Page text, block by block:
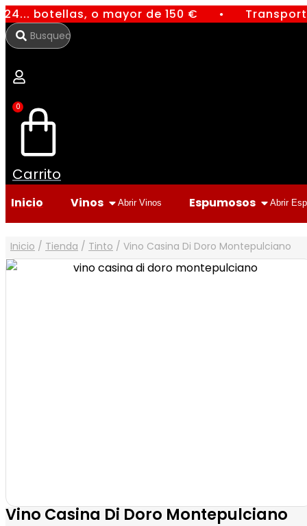
Ir
al
contenido
botellas, o mayor de 150 € ●
Search
...
0
Carrito
Inicio Vinos Abrir Vinos Espumosos Abrir
Inicio / Tienda / Tinto / Vino Casina Di Doro Montepulciano
Vino Casina Di Doro Montepulciano